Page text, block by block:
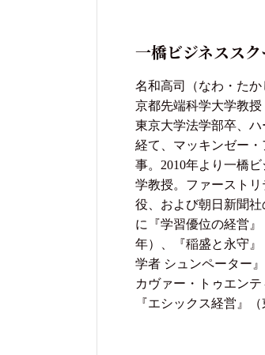
一橋ビジネスス
名和高司（なわ・たか
京都先端科学大学教
東京大学法学部卒、
経て、マッキンゼー
事。2010年より一橋
学教授。ファースト
役、および朝日新聞
に『学習優位の経営
年）、『稲盛と永守
学者 シュンペーター
カヴァー・トゥエンテ
『エシックス経営』